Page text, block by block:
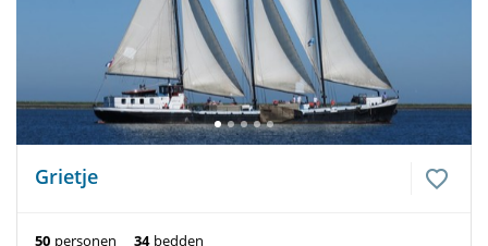
Grietje
50 personen 34 bedden